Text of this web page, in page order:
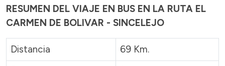
RESUMEN DEL VIAJE EN BUS EN LA RUTA EL
CARMEN DE BOLIVAR - SINCELEJO
Distancia
69 Km.